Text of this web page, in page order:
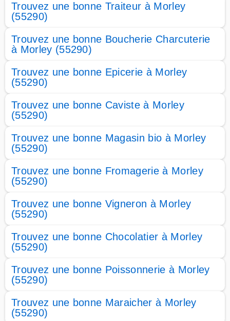
Trouvez une bonne Traiteur à Morley
(55290)
Trouvez une bonne Boucherie Charcuterie
à Morley (55290)
Trouvez une bonne Epicerie à Morley
(55290)
Trouvez une bonne Caviste à Morley
(55290)
Trouvez une bonne Magasin bio à Morley
(55290)
Trouvez une bonne Fromagerie à Morley
(55290)
Trouvez une bonne Vigneron à Morley
(55290)
Trouvez une bonne Chocolatier à Morley
(55290)
Trouvez une bonne Poissonnerie à Morley
(55290)
Trouvez une bonne Maraicher à Morley
(55290)